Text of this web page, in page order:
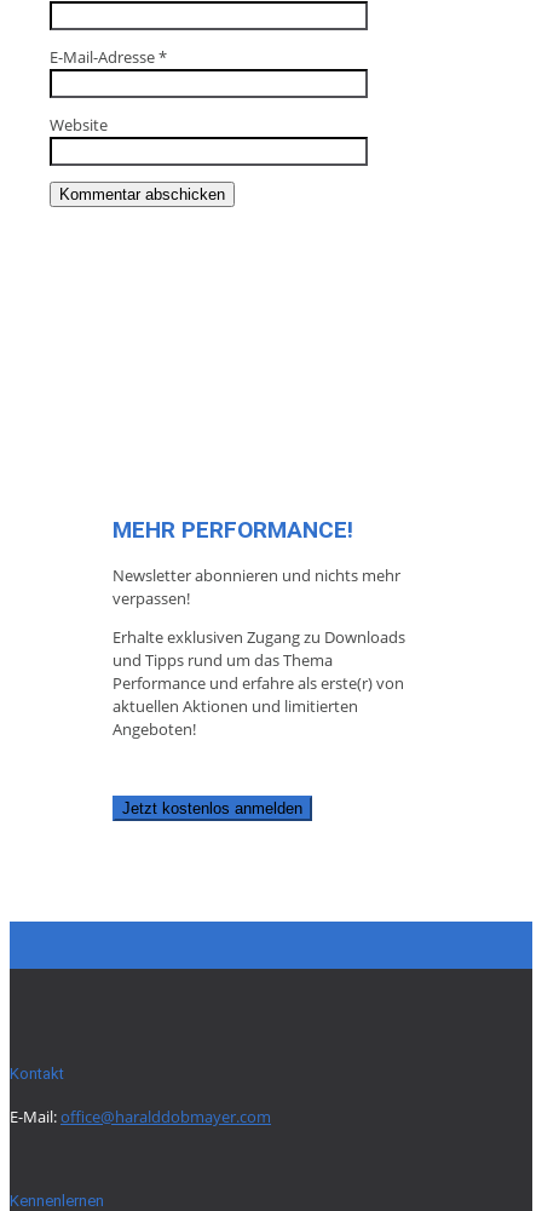
E-Mail-Adresse*
Website
MEHR PERFORMANCE!
Newsletter abonnieren und nichts mehr
verpassen!
Erhalte exklusiven Zugang zu Downloads
und Tipps rund um das Thema
Performance und erfahre als erste(r) von
aktuellen Aktionen und limitierten
Angeboten!
Jetzt kostenlos anmelden
Kontakt
E-Mail:office@haralddobmayer.com
Kennenlernen